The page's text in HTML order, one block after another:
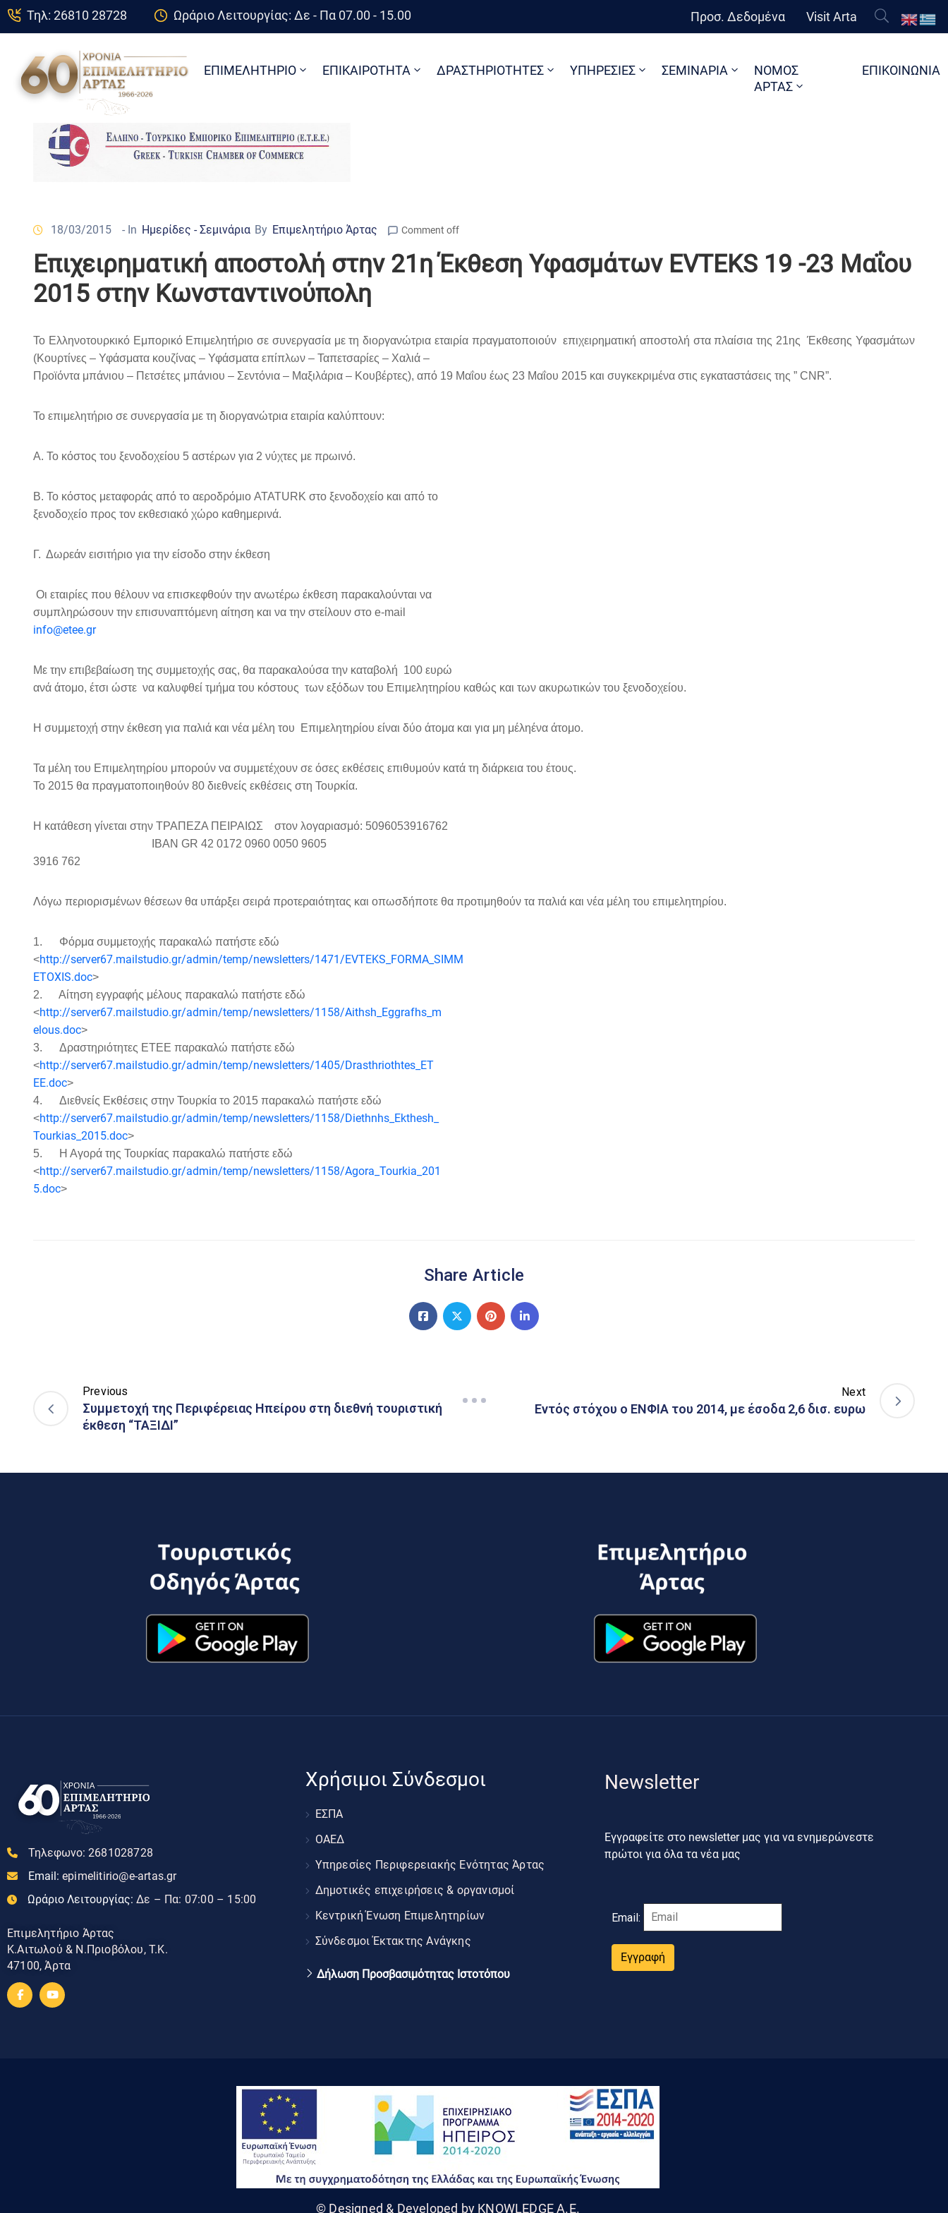
Τηλ: 26810 28728 Ωράριο Λειτουργίας: Δε - Πα 07.00 - 15.00 Προσ. Δεδομένα Visit Arta
ΕΠΙΜΕΛΗΤΗΡΙΟ ΕΠΙΚΑΙΡΟΤΗΤΑ ΔΡΑΣΤΗΡΙΟΤΗΤΕΣ ΥΠΗΡΕΣΙΕΣ ΣΕΜΙΝΑΡΙΑ
ΝΟΜΟΣ
ΑΡΤΑΣ
ΕΠΙΚΟΙΝΩΝΙΑ
18/03/2015 - In Ημερίδες - Σεμινάρια By Επιμελητήριο Άρτας Comment off
Επιχειρηματική αποστολή στην 21η Έκθεση Υφασμάτων EVTEKS 19 -23 Μαΐου
2015 στην Κωνσταντινούπολη
Το Ελληνοτουρκικό Εμπορικό Επιμελητήριο σε συνεργασία με τη διοργανώτρια εταιρία πραγματοποιούν επιχειρηματική αποστολή στα πλαίσια της 21ης Έκθεσης Υφασμάτων
(Κουρτίνες – Υφάσματα κουζίνας – Υφάσματα επίπλων – Ταπετσαρίες – Χαλιά –
Προϊόντα μπάνιου – Πετσέτες μπάνιου – Σεντόνια – Μαξιλάρια – Κουβέρτες), από 19 Μαΐου έως 23 Μαΐου 2015 και συγκεκριμένα στις εγκαταστάσεις της ” CNR”.
Το επιμελητήριο σε συνεργασία με τη διοργανώτρια εταιρία καλύπτουν:
Α. Το κόστος του ξενοδοχείου 5 αστέρων για 2 νύχτες με πρωινό.
B. Το κόστος μεταφοράς από το αεροδρόμιο ATATURK στο ξενοδοχείο και από το
ξενοδοχείο προς τον εκθεσιακό χώρο καθημερινά.
Γ. Δωρεάν εισιτήριο για την είσοδο στην έκθεση
Οι εταιρίες που θέλουν να επισκεφθούν την ανωτέρω έκθεση παρακαλούνται να
συμπληρώσουν την επισυναπτόμενη αίτηση και να την στείλουν στο e-mail
info@etee.gr
Με την επιβεβαίωση της συμμετοχής σας, θα παρακαλούσα την καταβολή 100 ευρώ
ανά άτομο, έτσι ώστε να καλυφθεί τμήμα του κόστους των εξόδων του Επιμελητηρίου καθώς και των ακυρωτικών του ξενοδοχείου.
Η συμμετοχή στην έκθεση για παλιά και νέα μέλη του Επιμελητηρίου είναι δύο άτομα και για μη μέληένα άτομο.
Τα μέλη του Επιμελητηρίου μπορούν να συμμετέχουν σε όσες εκθέσεις επιθυμούν κατά τη διάρκεια του έτους.
To 2015 θα πραγματοποιηθούν 80 διεθνείς εκθέσεις στη Τουρκία.
Η κατάθεση γίνεται στην ΤΡΑΠΕΖΑ ΠΕΙΡΑΙΩΣ στον λογαριασμό: 5096053916762
IBAN GR 42 0172 0960 0050 9605
3916 762
Λόγω περιορισμένων θέσεων θα υπάρξει σειρά προτεραιότητας και οπωσδήποτε θα προτιμηθούν τα παλιά και νέα μέλη του επιμελητηρίου.
1. Φόρμα συμμετοχής παρακαλώ πατήστε εδώ
<http://server67.mailstudio.gr/admin/temp/newsletters/1471/EVTEKS_FORMA_SIMM
ETOXIS.doc>
2. Aίτηση εγγραφής μέλους παρακαλώ πατήστε εδώ
<http://server67.mailstudio.gr/admin/temp/newsletters/1158/Aithsh_Eggrafhs_m
elous.doc>
3. Δραστηριότητες ΕΤΕΕ παρακαλώ πατήστε εδώ
<http://server67.mailstudio.gr/admin/temp/newsletters/1405/Drasthriothtes_ET
EE.doc>
4. Διεθνείς Εκθέσεις στην Τουρκία το 2015 παρακαλώ πατήστε εδώ
<http://server67.mailstudio.gr/admin/temp/newsletters/1158/Diethnhs_Ekthesh_
Tourkias_2015.doc>
5. Η Αγορά της Τουρκίας παρακαλώ πατήστε εδώ
<http://server67.mailstudio.gr/admin/temp/newsletters/1158/Agora_Tourkia_201
5.doc>
Share Article
Previous
Συμμετοχή της Περιφέρειας Ηπείρου στη διεθνή τουριστική
έκθεση “ΤΑΞΙΔΙ”
Next
Εντός στόχου ο ΕΝΦΙΑ του 2014, με έσοδα 2,6 δισ. ευρω
Τηλεφωνο: 2681028728
Email: epimelitirio@e-artas.gr
Ωράριο Λειτουργίας: Δε – Πα: 07:00 – 15:00
Επιμελητήριο Άρτας
Κ.Αιτωλού & Ν.Πριοβόλου, Τ.Κ.
47100, Άρτα
Χρήσιμοι Σύνδεσμοι
ΕΣΠΑ
ΟΑΕΔ
Υπηρεσίες Περιφερειακής Ενότητας Άρτας
Δημοτικές επιχειρήσεις & οργανισμοί
Κεντρική Ένωση Επιμελητηρίων
Σύνδεσμοι Έκτακτης Ανάγκης
Δήλωση Προσβασιμότητας Ιστοτόπου
Newsletter
Εγγραφείτε στο newsletter μας για να ενημερώνεστε
πρώτοι για όλα τα νέα μας
Email:
Εγγραφή
© Designed & Developed by KNOWLEDGE A.E.